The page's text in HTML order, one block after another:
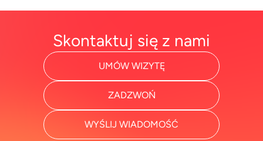
Skontaktuj się z nami
UMÓW WIZYTĘ
ZADZWOŃ
WYŚLIJ WIADOMOŚĆ